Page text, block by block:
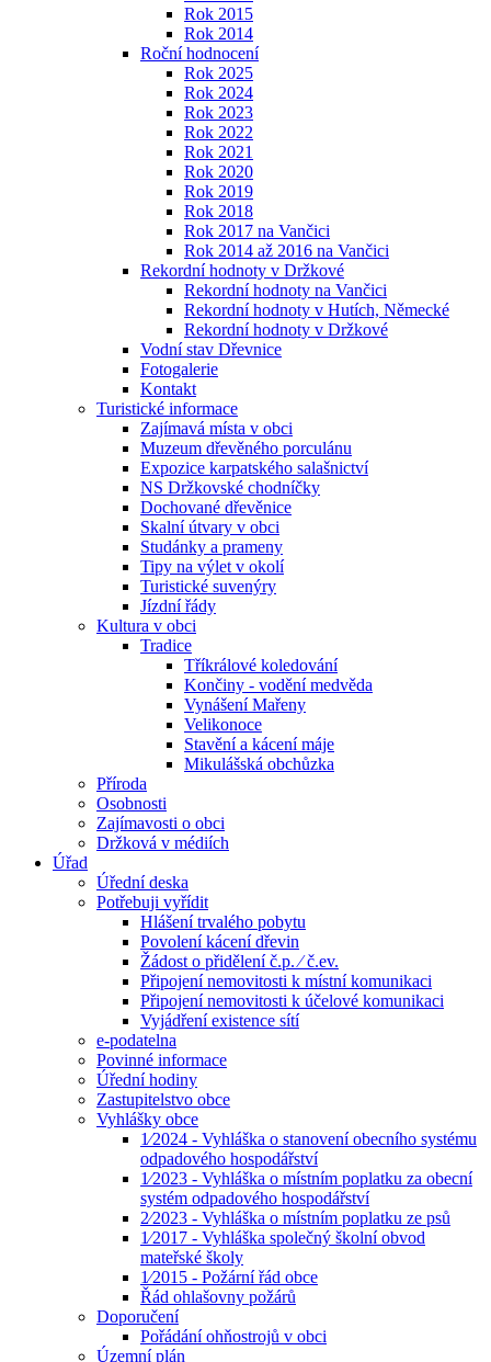
Rok 2015
Rok 2014
Roční hodnocení
Rok 2025
Rok 2024
Rok 2023
Rok 2022
Rok 2021
Rok 2020
Rok 2019
Rok 2018
Rok 2017 na Vančici
Rok 2014 až 2016 na Vančici
Rekordní hodnoty v Držkové
Rekordní hodnoty na Vančici
Rekordní hodnoty v Hutích, Německé
Rekordní hodnoty v Držkové
Vodní stav Dřevnice
Fotogalerie
Kontakt
Turistické informace
Zajímavá místa v obci
Muzeum dřevěného porculánu
Expozice karpatského salašnictví
NS Držkovské chodníčky
Dochované dřevěnice
Skalní útvary v obci
Studánky a prameny
Tipy na výlet v okolí
Turistické suvenýry
Jízdní řády
Kultura v obci
Tradice
Tříkrálové koledování
Končiny - vodění medvěda
Vynášení Mařeny
Velikonoce
Stavění a kácení máje
Mikulášská obchůzka
Příroda
Osobnosti
Zajímavosti o obci
Držková v médiích
Úřad
Úřední deska
Potřebuji vyřídit
Hlášení trvalého pobytu
Povolení kácení dřevin
Žádost o přidělení č.p. ⁄ č.ev.
Připojení nemovitosti k místní komunikaci
Připojení nemovitosti k účelové komunikaci
Vyjádření existence sítí
e-podatelna
Povinné informace
Úřední hodiny
Zastupitelstvo obce
Vyhlášky obce
1⁄2024 - Vyhláška o stanovení obecního systému
odpadového hospodářství
1⁄2023 - Vyhláška o místním poplatku za obecní
systém odpadového hospodářství
2⁄2023 - Vyhláška o místním poplatku ze psů
1⁄2017 - Vyhláška společný školní obvod
mateřské školy
1⁄2015 - Požární řád obce
Řád ohlašovny požárů
Doporučení
Pořádání ohňostrojů v obci
Územní plán